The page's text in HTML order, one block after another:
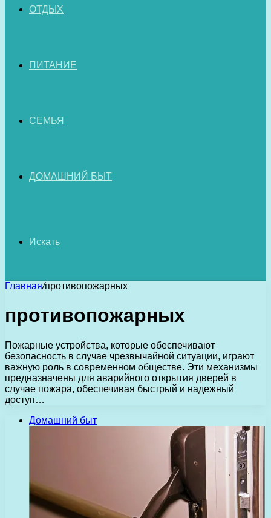
ОТДЫХ
ПИТАНИЕ
СЕМЬЯ
ДОМАШНИЙ БЫТ
Искать
Главная/противопожарных
противопожарных
Пожарные устройства, которые обеспечивают
безопасность в случае чрезвычайной ситуации, играют
важную роль в современном обществе. Эти механизмы
предназначены для аварийного открытия дверей в
случае пожара, обеспечивая быстрый и надежный
доступ…
Домашний быт